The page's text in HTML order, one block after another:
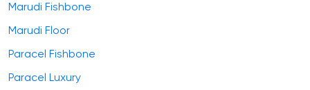
Marudi Fishbone
Marudi Floor
Paracel Fishbone
Paracel Luxury